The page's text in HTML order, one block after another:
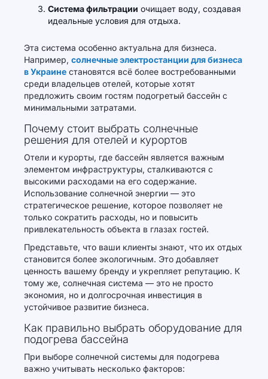
Система фильтрации очищает воду, создавая
идеальные условия для отдыха.
Эта система особенно актуальна для бизнеса.
Например, солнечные электростанции для бизнеса
в Украине становятся всё более востребованными
среди владельцев отелей, которые хотят
предложить своим гостям подогретый бассейн с
минимальными затратами.
Почему стоит выбрать солнечные
решения для отелей и курортов
Отели и курорты, где бассейн является важным
элементом инфраструктуры, сталкиваются с
высокими расходами на его содержание.
Использование солнечной энергии — это
стратегическое решение, которое позволяет не
только сократить расходы, но и повысить
привлекательность объекта в глазах гостей.
Представьте, что ваши клиенты знают, что их отдых
становится более экологичным. Это добавляет
ценность вашему бренду и укрепляет репутацию. К
тому же, солнечная система — это не просто
экономия, но и долгосрочная инвестиция в
устойчивое развитие бизнеса.
Как правильно выбрать оборудование для
подогрева бассейна
При выборе солнечной системы для подогрева
важно учитывать несколько факторов: